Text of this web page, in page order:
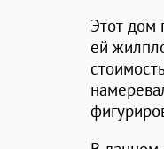
Этот дом
ей